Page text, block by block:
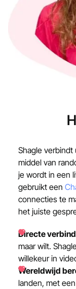
Shagle
middel van
je wordt in een
gebruikt een
connecties te
het juiste
Directe
maar wilt.
willekeur in
Wereldwijd
landen, met